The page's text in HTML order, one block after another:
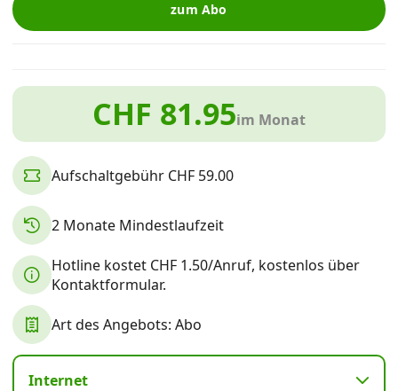
Aktionen
News
Forum
Über uns
Datenschutz·AGB·Impressum
zum Abo
CHF 81.95im Monat
Aufschaltgebühr CHF 59.00
2 Monate Mindestlaufzeit
Hotline kostet CHF 1.50/Anruf, kostenlos über
Kontaktformular.
Art des Angebots: Abo
Internet